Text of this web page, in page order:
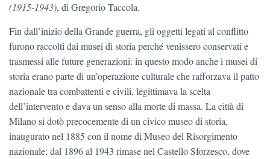
(1915-1943), di Gregorio Taccola.
Fin dall’inizio della Grande guerra, gli oggetti legati al conflitto
furono raccolti dai musei di storia perché venissero conservati e
trasmessi alle future generazioni: in questo modo anche i musei di
storia erano parte di un’operazione culturale che rafforzava il patto
nazionale tra combattenti e civili, legittimava la scelta
dell’intervento e dava un senso alla morte di massa. La città di
Milano si dotò precocemente di un civico museo di storia,
inaugurato nel 1885 con il nome di Museo del Risorgimento
nazionale; dal 1896 al 1943 rimase nel Castello Sforzesco, dove